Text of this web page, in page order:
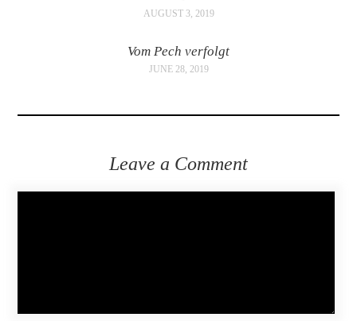
AUGUST 3, 2019
Vom Pech verfolgt
JUNE 28, 2019
Leave a Comment